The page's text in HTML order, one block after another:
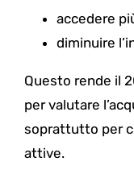
accedere
diminuire
Questo rende il
per valutare
soprattutto per
attive.